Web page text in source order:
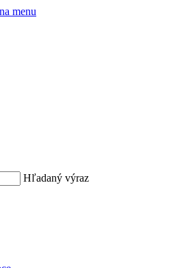
menu
Hľadaný výraz